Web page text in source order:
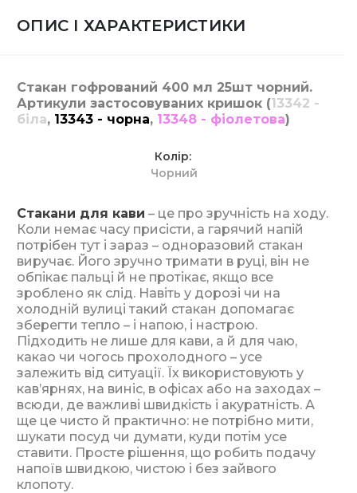
ОПИС І ХАРАКТЕРИСТИКИ
Стакан гофрований 400 мл 25шт чорний.
Артикули застосовуваних кришок (13342 -
біла, 13343 - чорна, 13348 - фіолетова)
Колір
Чорний
Стакани для кави – це про зручність на ходу.
Коли немає часу присісти, а гарячий напій
потрібен тут і зараз – одноразовий стакан
виручає. Його зручно тримати в руці, він не
обпікає пальці й не протікає, якщо все
зроблено як слід. Навіть у дорозі чи на
холодній вулиці такий стакан допомагає
зберегти тепло – і напою, і настрою.
Підходить не лише для кави, а й для чаю,
какао чи чогось прохолодного – усе
залежить від ситуації. Їх використовують у
кав’ярнях, на виніс, в офісах або на заходах –
всюди, де важливі швидкість і акуратність. А
ще це чисто й практично: не потрібно мити,
шукати посуд чи думати, куди потім усе
ставити. Просте рішення, що робить подачу
напоїв швидкою, чистою і без зайвого
клопоту.